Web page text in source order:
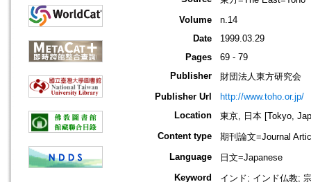
Volume
n.14
Date
1999.03.29
Pages
69 - 79
Publisher
財団法人東方研究会
Publisher Url
http://www.toho.or.jp/
Location
東京, 日本 [Tokyo,
Content type
期刊論文=Journal
Language
日文=Japanese
Keyword
インド; インド仏教;